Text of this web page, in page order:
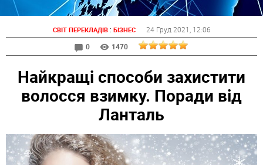
СВІТ ПЕРЕКЛАДІВ: БІЗНЕС 24 Груд 2021 , 12:06
0
1470
Найкращі способи захистити
волосся взимку. Поради від
Ланталь